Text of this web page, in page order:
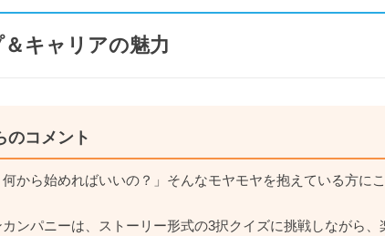
キャリアの魅力
のコメント
何から始めればいいの？」そんなモヤモヤを抱えている方に
ンパニーは、ストーリー形式の3択クイズに挑戦しながら